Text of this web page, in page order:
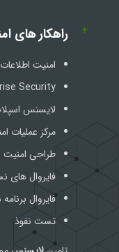
+ راهکار های
امنیت
Security
لایسنس
مرکز عملیات
طراحی امنیت
فایروال های
فایروال
تست نفوذ